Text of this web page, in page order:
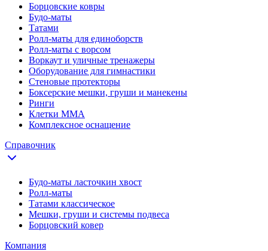
Борцовские ковры
Будо-маты
Татами
Ролл-маты для единоборств
Ролл-маты с ворсом
Воркаут и уличные тренажеры
Оборудование для гимнастики
Стеновые протекторы
Боксерские мешки, груши и манекены
Ринги
Клетки ММА
Комплексное оснащение
Справочник
Будо-маты ласточкин хвост
Ролл-маты
Татами классическое
Мешки, груши и системы подвеса
Борцовский ковер
Компания